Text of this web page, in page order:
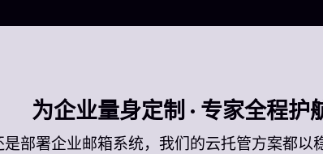
为企业量身定制 · 专家全程护
部署企业邮箱系统，我们的云托管方案都以